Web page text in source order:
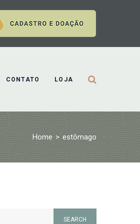
CONTATO LOJA
Home > estômago
SEARCH